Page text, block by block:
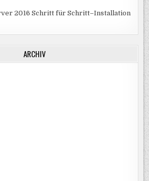
2016 Schritt für Schritt–Installation
ARCHIV